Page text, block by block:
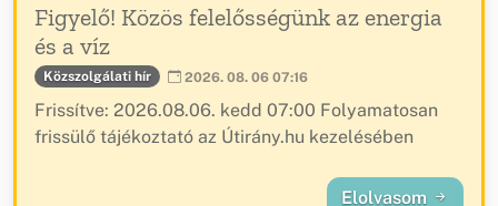
Figyelő! Közös felelősségünk az energia
és a víz
Közszolgálati hír 2026. 08. 06 07:16
Frissítve: 2026.08.06. kedd 07:00 Folyamatosan
frissülő tájékoztató az Útirány.hu kezelésében
Elolvasom